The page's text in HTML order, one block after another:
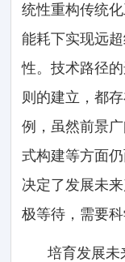
统性重构传统
能耗下实现远
性。技术路径
则的建立，都
例，虽然前景
式构建等方面
决定了发展未
极等待，需要科
培育发展未